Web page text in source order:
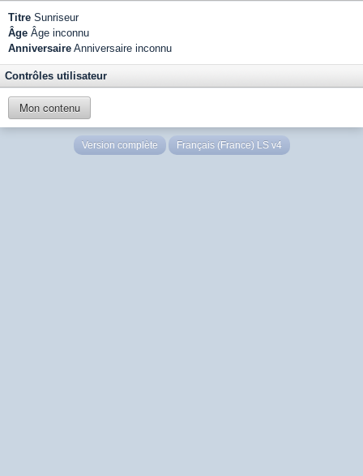
Titre Sunriseur
Âge Âge inconnu
Anniversaire Anniversaire inconnu
Contrôles utilisateur
Mon contenu
Version complète Français (France) LS v4